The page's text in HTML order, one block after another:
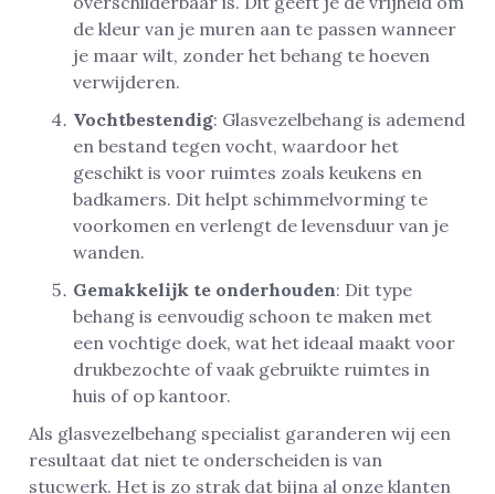
de kleur van je muren aan te passen wanneer
je maar wilt, zonder het behang te hoeven
verwijderen.
Vochtbestendig: Glasvezelbehang is ademend
en bestand tegen vocht, waardoor het
geschikt is voor ruimtes zoals keukens en
badkamers. Dit helpt schimmelvorming te
voorkomen en verlengt de levensduur van je
wanden.
Gemakkelijk te onderhouden: Dit type
behang is eenvoudig schoon te maken met
een vochtige doek, wat het ideaal maakt voor
drukbezochte of vaak gebruikte ruimtes in
huis of op kantoor.
Als glasvezelbehang specialist garanderen wij een
resultaat dat niet te onderscheiden is van
stucwerk. Het is zo strak dat bijna al onze klanten